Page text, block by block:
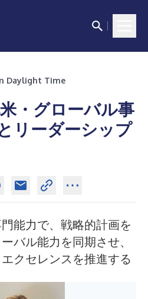
Daylight Time
・グローバル事
リーダーシップ
能力で、戦略的計画を
バル能力を同期させ、
クセレンスを推進する